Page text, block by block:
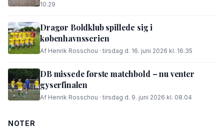
10.29
Dragør Boldklub spillede sig i
københavnsserien
Af Henrik Rosschou · tirsdag d. 16. juni 2026 kl. 16.35
DB missede første matchbold – nu venter
gyserfinalen
Af Henrik Rosschou · tirsdag d. 9. juni 2026 kl. 08.04
NOTER